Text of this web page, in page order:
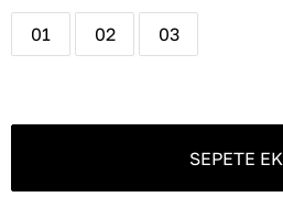
01 02 03
SEPETE